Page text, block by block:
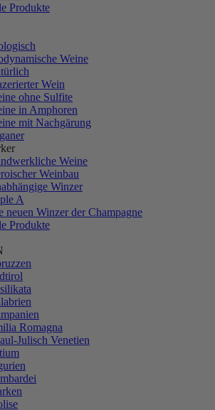
Produkte
Weine
Wein
ohne Sulfite
in Amphoren
mit Nachgärung
Weine
Weinbau
Winzer
A
neuen Winzer der Champagne
Produkte
Romagna
Julisch Venetien